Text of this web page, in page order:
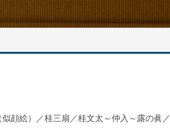
顔絵）／桂三扇／桂文太～仲入～露の眞